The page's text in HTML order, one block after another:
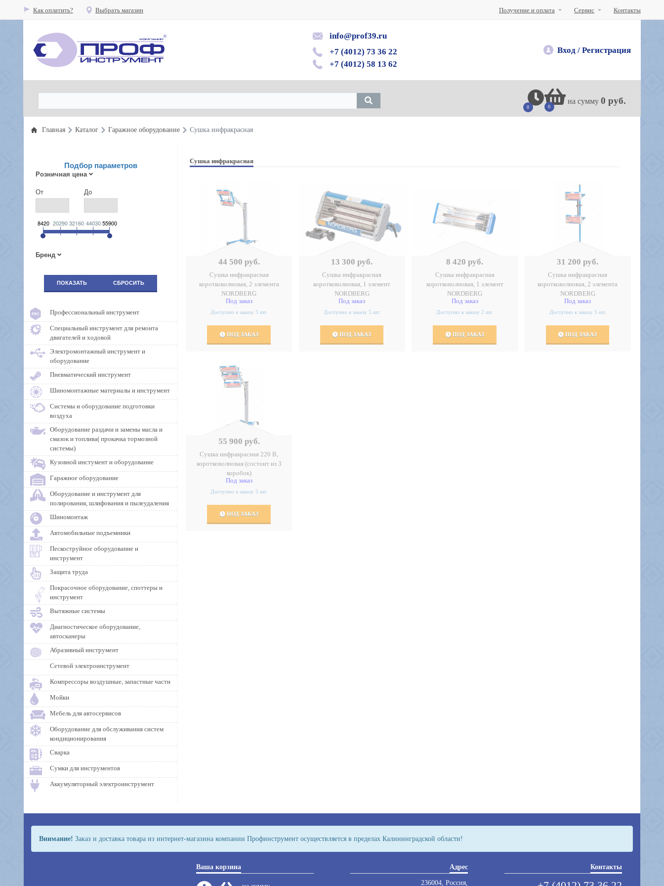
Как оплатить? Выбрать магазин Получение и оплата Сервис Контакты
info@prof39.ru
+7 (4012) 73 36 22
+7 (4012) 58 13 62
Вход / Регистрация
0 0
на сумму 0 руб.
Главная Каталог Гаражное оборудование Сушка инфракрасная
Подбор параметров
Розничная цена
От
До
8420 20290 32160 44030 55900
Бренд
ПОКАЗАТЬ СБРОСИТЬ
Профессиональный инструмент
Специальный инструмент для ремонта
двигателей и ходовой
Электромонтажный инструмент и
оборудование
Пневматический инструмент
Шиномонтажные материалы и инструмент
Системы и оборудование подготовки
воздуха
Оборудование раздачи и замены масла и
смазок и топлива( прокачка тормозной
системы)
Кузовной инстумент и оборудование
Гаражное оборудование
Оборудование и инструмент для
полирования, шлифования и пылеудаления
Шиномонтаж
Автомобильные подъемники
Пескоструйное оборудование и
инструмент
Защита труда
Покрасочное оборудование, споттеры и
инструмент
Вытяжные системы
Диагностическое оборудование,
автосканеры
Абразивный инструмент
Сетевой электроинструмент
Компрессоры воздушные, запастные части
Мойки
Мебель для автосервисов
Оборудование для обслуживания систем
кондиционирования
Сварка
Сумки для инструментов
Аккумуляторный электроинструмент
Сушка инфракрасная
44 500 руб.
Сушка инфракрасная
коротковолновая, 2 элемента
NORDBERG
Под заказ
Доступно к заказу 5 шт.
ПОД ЗАКАЗ
13 300 руб.
Сушка инфракрасная
коротковолновая, 1 элемент
NORDBERG
Под заказ
Доступно к заказу 5 шт.
ПОД ЗАКАЗ
8 420 руб.
Сушка инфракрасная
коротковолновая, 1 элемент
NORDBERG
Под заказ
Доступно к заказу 2 шт.
ПОД ЗАКАЗ
31 200 руб.
Сушка инфракрасная
коротковолновая, 2 элемента
NORDBERG
Под заказ
Доступно к заказу 5 шт.
ПОД ЗАКАЗ
55 900 руб.
Сушка инфракрасная 220 В,
коротковолновая (состоит из 3
коробок)
Под заказ
Доступно к заказу 5 шт.
ПОД ЗАКАЗ
Внимание! Заказ и доставка товара из интернет-магазина компании Профинструмент осуществляется в пределах Калининградской области!
Ваша корзина
Адрес
236004, Россия,
Контакты